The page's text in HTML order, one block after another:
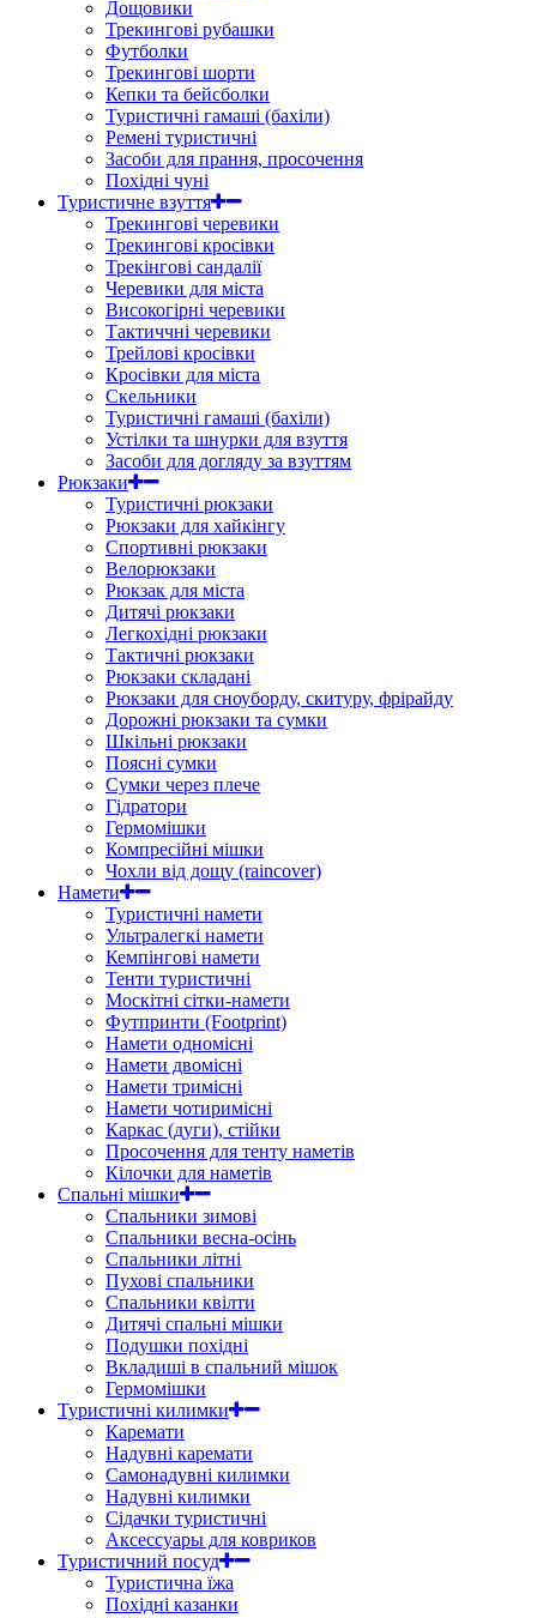
Дощовики
Трекингові рубашки
Футболки
Трекингові шорти
Кепки та бейсболки
Туристичні гамаші (бахіли)
Ремені туристичні
Засоби для прання, просочення
Похідні чуні
Туристичне взуття
Трекингові черевики
Трекингові кросівки
Трекінгові сандалії
Черевики для міста
Високогірні черевики
Тактиччні черевики
Трейлові кросівки
Кросівки для міста
Скельники
Туристичні гамаші (бахіли)
Устілки та шнурки для взуття
Засоби для догляду за взуттям
Рюкзаки
Туристичні рюкзаки
Рюкзаки для хайкінгу
Спортивні рюкзаки
Велорюкзаки
Рюкзак для міста
Дитячі рюкзаки
Легкохідні рюкзаки
Тактичні рюкзаки
Рюкзаки складані
Рюкзаки для сноуборду, скитуру, фрірайду
Дорожні рюкзаки та сумки
Шкільні рюкзаки
Поясні сумки
Сумки через плече
Гідратори
Гермомішки
Компресійні мішки
Чохли від дощу (raincover)
Намети
Туристичні намети
Ультралегкі намети
Кемпінгові намети
Тенти туристичні
Москітні сітки-намети
Футпринти (Footprint)
Намети одномісні
Намети двомісні
Намети тримісні
Намети чотиримісні
Каркас (дуги), стійки
Просочення для тенту наметів
Кілочки для наметів
Спальні мішки
Спальники зимові
Спальники весна-осінь
Спальники літні
Пухові спальники
Спальники квілти
Дитячі спальні мішки
Подушки похідні
Вкладиші в спальний мішок
Гермомішки
Туристичні килимки
Каремати
Надувні каремати
Самонадувні килимки
Надувні килимки
Сідачки туристичні
Аксессуары для ковриков
Туристичний посуд
Туристична їжа
Похідні казанки